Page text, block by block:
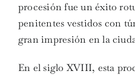
procesión fue un éxito
penitentes vestidos con
gran impresión en la
En el siglo XVIII, esta